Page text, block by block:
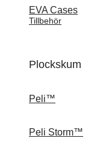
EVA Cases
Tillbehör
Plockskum
Peli™
Peli Storm™